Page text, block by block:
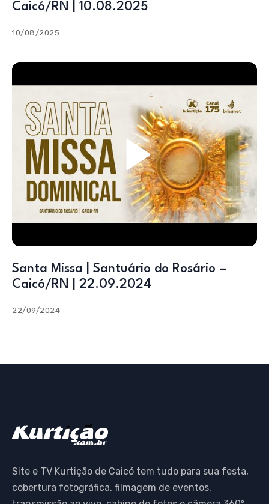
Caicó/RN | 10.08.2025
10/08/2025
Santa Missa | Santuário do Rosário –
Caicó/RN | 22.09.2024
22/09/2024
Site e TV Kurtição de Caicó tem tudo para sua festa,
cobertura fotográfica, filmagem de eventos,